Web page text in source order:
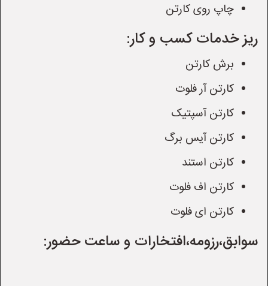
چاپ روی کارتن
ریز خدمات کسب و کار:
برش کارتن
کارتن آر فلوت
کارتن آسپتیک
کارتن آیس برگ
کارتن استند
کارتن اف فلوت
کارتن ای فلوت
سوابق،رزومه،افتخارات و ساعت حضور: